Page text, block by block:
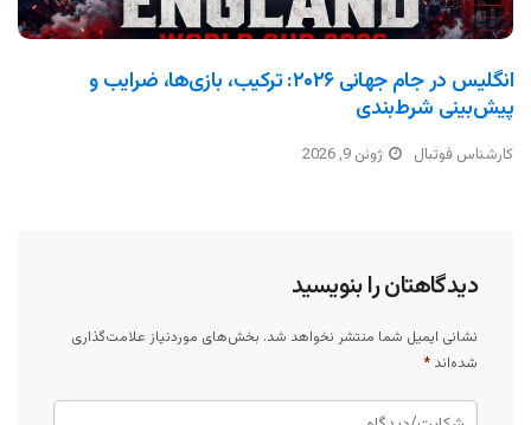
انگلیس در جام جهانی ۲۰۲۶: ترکیب، بازی‌ها، ضرایب و
پیش‌بینی شرط‌بندی
کارشناس فوتبال ژوئن 9, 2026
دیدگاهتان را بنویسید
نشانی ایمیل شما منتشر نخواهد شد. بخش‌های موردنیاز علامت‌گذاری
شده‌اند *